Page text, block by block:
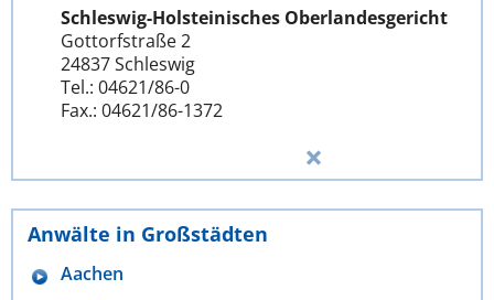
Schleswig-Holsteinisches Oberlandesgericht
Gottorfstraße 2
24837 Schleswig
Tel.: 04621/86-0
Fax.: 04621/86-1372
Anwälte in Großstädten
Aachen